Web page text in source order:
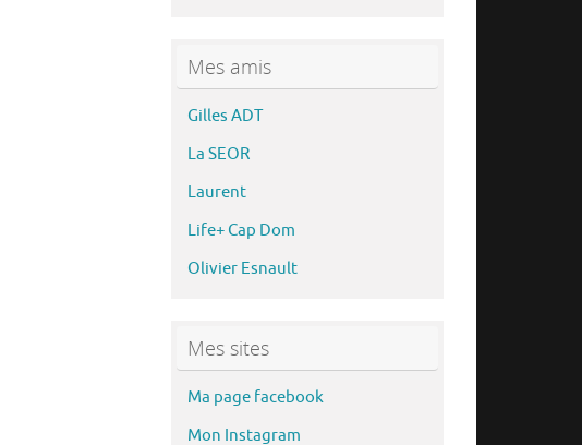
Mes amis
Gilles ADT
La SEOR
Laurent
Life+ Cap Dom
Olivier Esnault
Mes sites
Ma page facebook
Mon Instagram